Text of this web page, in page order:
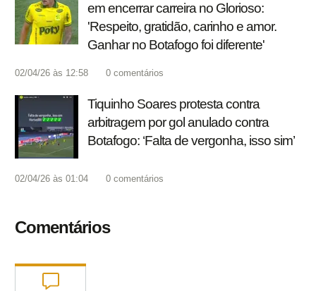
em encerrar carreira no Glorioso:
'Respeito, gratidão, carinho e amor.
Ganhar no Botafogo foi diferente'
02/04/26 às 12:58 0 comentários
Tiquinho Soares protesta contra
arbitragem por gol anulado contra
Botafogo: ‘Falta de vergonha, isso sim’
02/04/26 às 01:04 0 comentários
Comentários